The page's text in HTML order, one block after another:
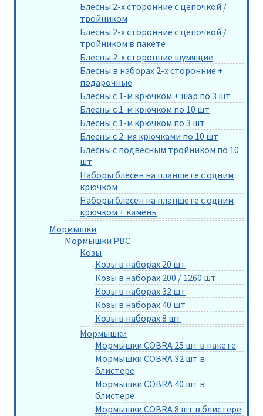
Блесны 2-х сторонние с цепочкой /
тройником
Блесны 2-х сторонние с цепочкой /
тройником в пакете
Блесны 2-х сторонние шумящие
Блесны в наборах 2-х сторонние +
подарочные
Блесны с 1-м крючком + шар по 3 шт
Блесны с 1-м крючком по 10 шт
Блесны с 1-м крючком по 3 шт
Блесны с 2-мя крючками по 10 шт
Блесны с подвесным тройником по 10
шт
Наборы блесен на планшете с одним
крючком
Наборы блесен на планшете с одним
крючком + камень
Мормышки
Мормышки РВС
Козы
Козы в наборах 20 шт
Козы в наборах 200 / 1260 шт
Козы в наборах 32 шт
Козы в наборах 40 шт
Козы в наборах 8 шт
Мормышки
Мормышки COBRA 25 шт в пакете
Мормышки COBRA 32 шт в
блистере
Мормышки COBRA 40 шт в
блистере
Мормышки COBRA 8 шт в блистере